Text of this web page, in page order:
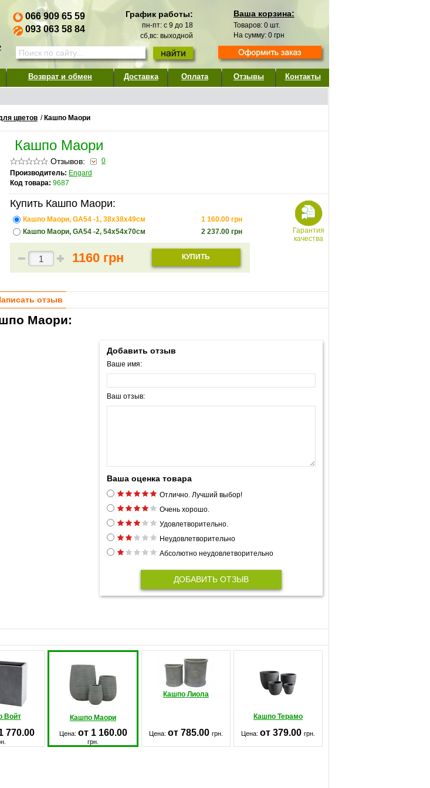
066 909 65 59
093 063 58 84
График работы:
пн-пт: с 9 до 18
сб,вс: выходной
Ваша корзина:
Товаров: 0 шт.
На сумму: 0 грн
Возврат и обмен Доставка Оплата Отзывы Контакты
цветов / Кашпо Маори
Кашпо Маори
Отзывов:
0
Производитель: Engard
Код товара: 9687
Купить Кашпо Маори:
Кашпо Маори, GA54 -1, 38х38х49см 1 160.00 грн
Кашпо Маори, GA54 -2, 54х54х70см
2 237.00 грн
1160 грн КУПИТЬ
Гарантия
качества
отзыв
Маори:
Добавить отзыв
Ваше имя:
Ваш отзыв:
Ваша оценка товара
Отлично. Лучший выбор!
Очень хорошо.
Удовлетворительно.
Неудовлетворительно
Абсолютно неудовлетворительно
ДОБАВИТЬ ОТЗЫВ
Войт
Кашпо Маори
Кашпо Лиола
Кашпо Терамо
770.00 Цена: от 1 160.00
грн.
Цена: от 785.00 грн. Цена: от 379.00 грн.